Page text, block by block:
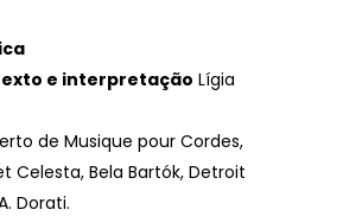
e interpretação Lígia
de Musique pour Cordes,
Celesta, Bela Bartók, Detroit
Dorati.